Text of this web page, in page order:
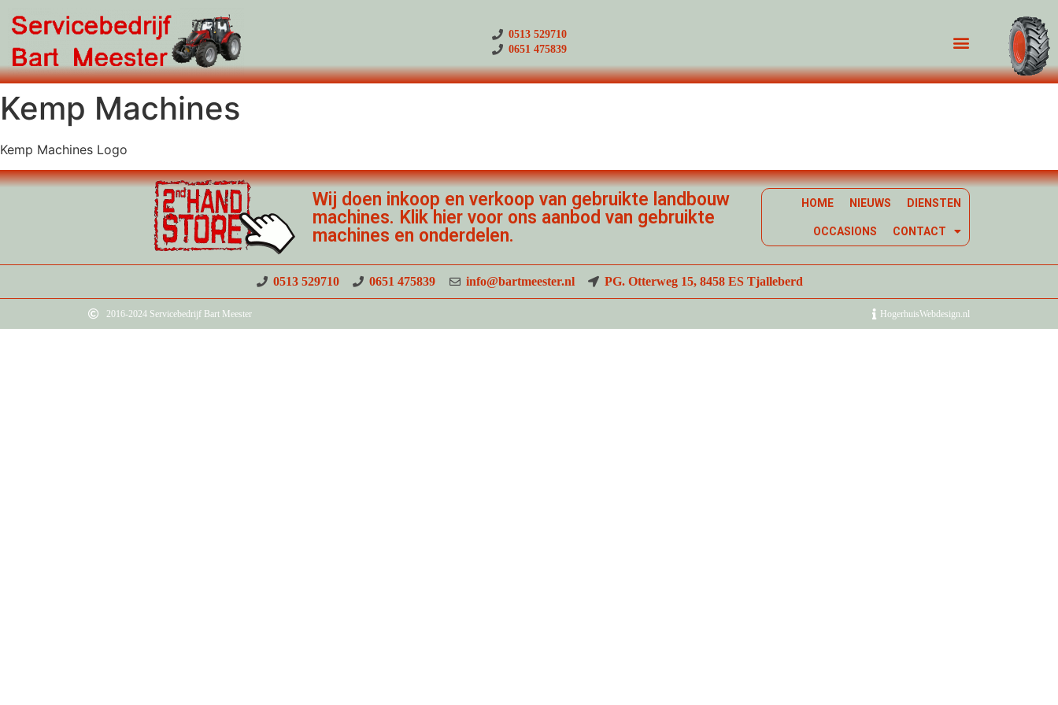
0513 529710
0651 475839
Kemp Machines
Kemp Machines Logo
Wij doen inkoop en verkoop van gebruikte landbouw
machines. Klik hier voor ons aanbod van gebruikte
machines en onderdelen.
HOME NIEUWS DIENSTEN
OCCASIONS CONTACT
0513 529710 0651 475839 info@bartmeester.nl PG. Otterweg 15, 8458 ES Tjalleberd
2016-2024 Servicebedrijf Bart Meester HogerhuisWebdesign.nl